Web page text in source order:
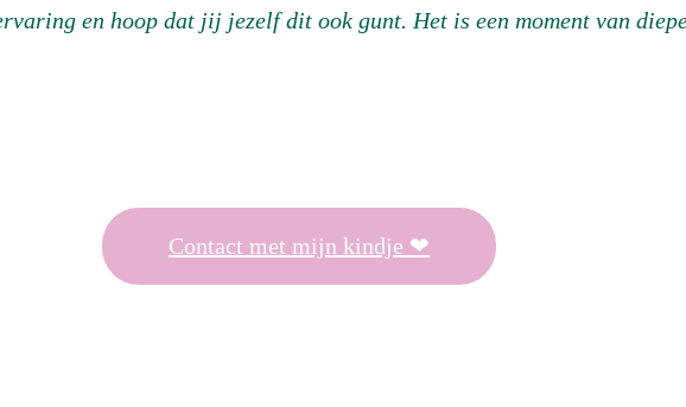
en hoop dat jij jezelf dit ook gunt. Het is een moment van
Contact met mijn kindje ❤